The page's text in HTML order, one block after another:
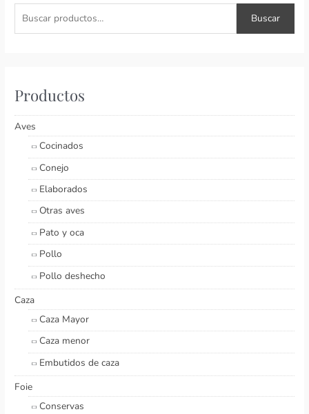
a
o
r
:
Buscar
Productos
Aves
Cocinados
Conejo
Elaborados
Otras aves
Pato y oca
Pollo
Pollo deshecho
Caza
Caza Mayor
Caza menor
Embutidos de caza
Foie
Conservas